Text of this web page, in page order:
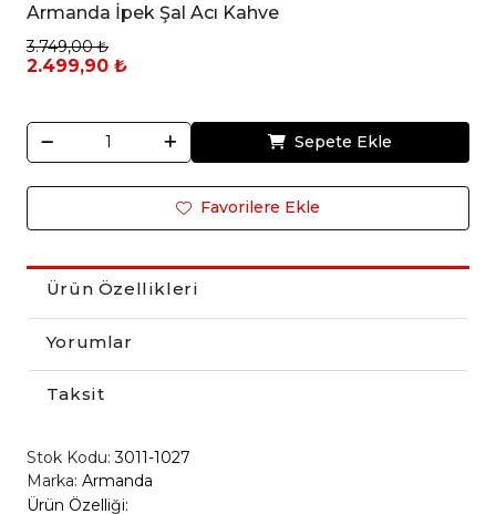
Armanda İpek Şal Acı Kahve
3.749,00 ₺
2.499,90 ₺
Sepete Ekle
Favorilere Ekle
Ürün Özellikleri
Yorumlar
Taksit
Stok Kodu:3011-1027
Marka: Armanda
Ürün Özelliği: